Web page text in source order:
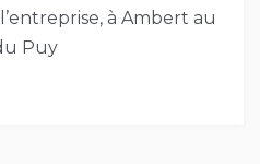
à Ambert au
Puy